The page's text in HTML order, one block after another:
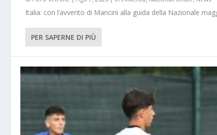
Italia: con l’avvento di Mancini alla guida della Nazionale
PER SAPERNE DI PIÙ